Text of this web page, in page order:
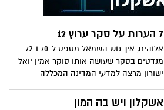
7 הערות על סקר ערוץ 12
אלוהים, איך גוש השמאל מטפס ל-70 ו-72
מנדטים בסקר שעושה אותו סוקר אמין יואל
ישורון מרצה למדעי המדינה המכללה
אשקלון ויש בה המון